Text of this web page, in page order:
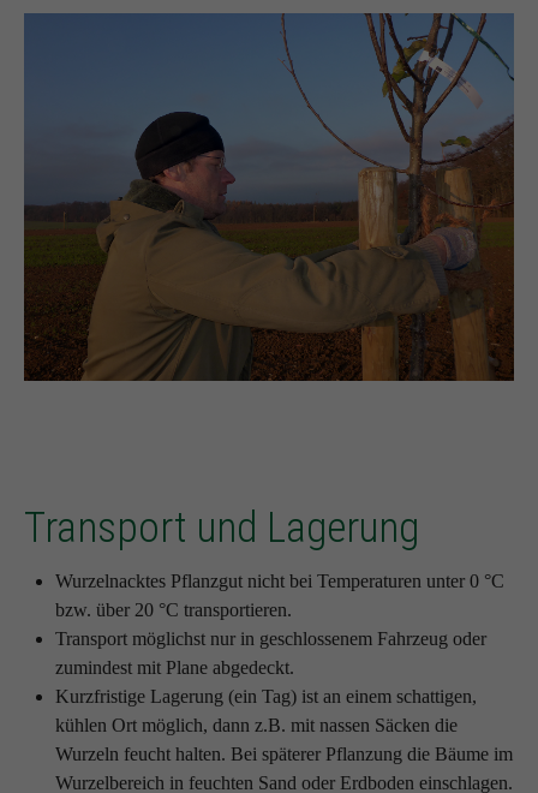
Transport und Lagerung
Wurzelnacktes Pflanzgut nicht bei Temperaturen unter 0 °C
bzw. über 20 °C transportieren.
Transport möglichst nur in geschlossenem Fahrzeug oder
zumindest mit Plane abgedeckt.
Kurzfristige Lagerung (ein Tag) ist an einem schattigen,
kühlen Ort möglich, dann z.B. mit nassen Säcken die
Wurzeln feucht halten. Bei späterer Pflanzung die Bäume im
Wurzelbereich in feuchten Sand oder Erdboden einschlagen.